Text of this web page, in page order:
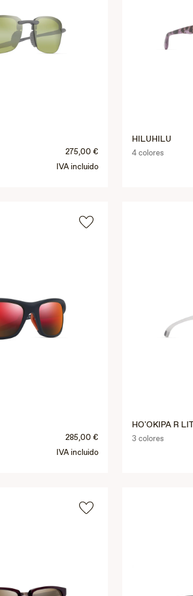
275,00 €
IVA incluido
HILUHILU
4 colores
285,00 €
IVA incluido
HO'OKIPA R
3 colores